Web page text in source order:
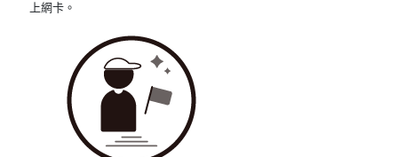
上網卡。